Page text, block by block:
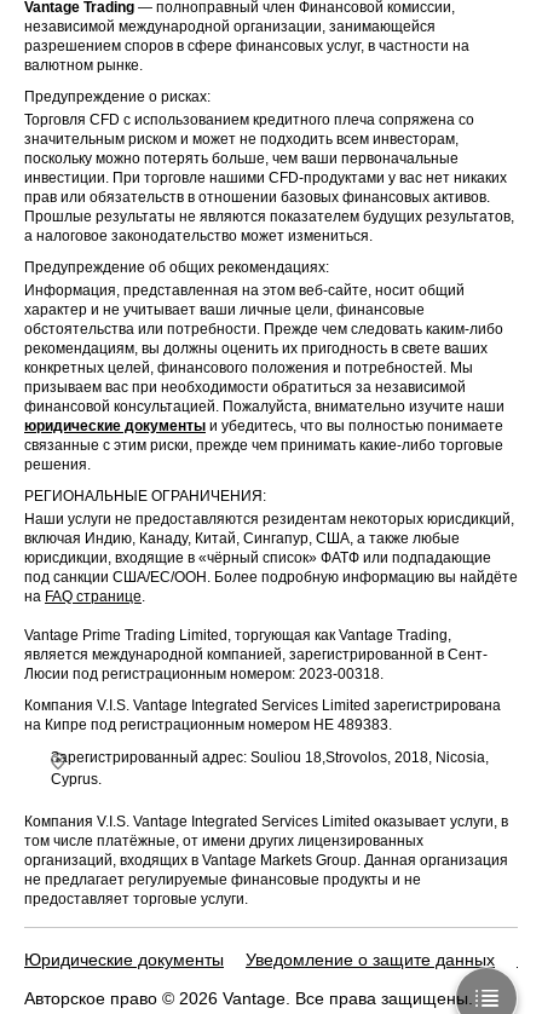
Vantage Trading — полноправный член Финансовой комиссии,
независимой международной организации, занимающейся
разрешением споров в сфере финансовых услуг, в частности на
валютном рынке.
Предупреждение о рисках:
Торговля CFD с использованием кредитного плеча сопряжена со
значительным риском и может не подходить всем инвесторам,
поскольку можно потерять больше, чем ваши первоначальные
инвестиции. При торговле нашими CFD-продуктами у вас нет никаких
прав или обязательств в отношении базовых финансовых активов.
Прошлые результаты не являются показателем будущих результатов,
а налоговое законодательство может измениться.
Предупреждение об общих рекомендациях:
Информация, представленная на этом веб-сайте, носит общий
характер и не учитывает ваши личные цели, финансовые
обстоятельства или потребности. Прежде чем следовать каким-либо
рекомендациям, вы должны оценить их пригодность в свете ваших
конкретных целей, финансового положения и потребностей. Мы
призываем вас при необходимости обратиться за независимой
финансовой консультацией. Пожалуйста, внимательно изучите наши
юридические документы и убедитесь, что вы полностью понимаете
связанные с этим риски, прежде чем принимать какие-либо торговые
решения.
РЕГИОНАЛЬНЫЕ ОГРАНИЧЕНИЯ:
Наши услуги не предоставляются резидентам некоторых юрисдикций,
включая Индию, Канаду, Китай, Сингапур, США, а также любые
юрисдикции, входящие в «чёрный список» ФАТФ или подпадающие
под санкции США/ЕС/ООН. Более подробную информацию вы найдёте
на FAQ странице.
Vantage Prime Trading Limited, торгующая как Vantage Trading,
является международной компанией, зарегистрированной в Сент-
Люсии под регистрационным номером: 2023-00318.
Компания V.I.S. Vantage Integrated Services Limited зарегистрирована
на Кипре под регистрационным номером HE 489383.
Зарегистрированный адрес: Souliou 18,Strovolos, 2018, Nicosia,
Cyprus.
Компания V.I.S. Vantage Integrated Services Limited оказывает услуги, в
том числе платёжные, от имени других лицензированных
организаций, входящих в Vantage Markets Group. Данная организация
не предлагает регулируемые финансовые продукты и не
предоставляет торговые услуги.
Юридические документы Уведомление о защите данных
Авторское право © 2026 Vantage. Все права защищены.